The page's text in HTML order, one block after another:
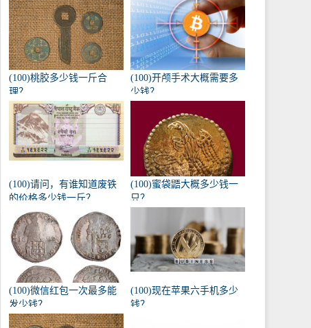
(100)桃胶多少钱一斤合
理？
(100)开颅手术大概需要多
少钱？
(100)请问，有谁知道废铁
的价格多少钱一斤？
(100)蜜袋鼯大概多少钱一
只？
(100)微信红包一次最多能
发少钱？
(100)现在苹果六手机多少
钱？